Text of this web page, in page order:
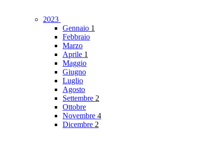
2023
Gennaio 1
Febbraio
Marzo
Aprile 1
Maggio
Giugno
Luglio
Agosto
Settembre 2
Ottobre
Novembre 4
Dicembre 2